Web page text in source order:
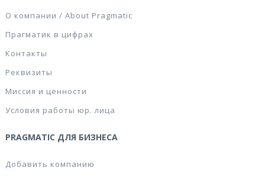
О компании / About Pragmatic
Прагматик в цифрах
Контакты
Реквизиты
Миссия и ценности
Условия работы юр. лица
PRAGMATIC ДЛЯ БИЗНЕСА
Добавить компанию